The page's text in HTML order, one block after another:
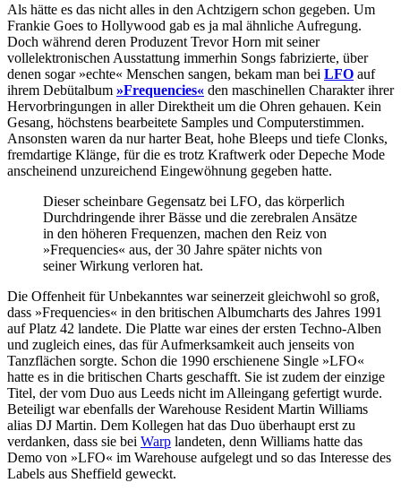
Als hätte es das nicht alles in den Achtzigern schon gegeben. Um
Frankie Goes to Hollywood gab es ja mal ähnliche Aufregung.
Doch während deren Produzent Trevor Horn mit seiner
vollelektronischen Ausstattung immerhin Songs fabrizierte, über
denen sogar »echte« Menschen sangen, bekam man bei LFO auf
ihrem Debütalbum »Frequencies« den maschinellen Charakter ihrer
Hervorbringungen in aller Direktheit um die Ohren gehauen. Kein
Gesang, höchstens bearbeitete Samples und Computerstimmen.
Ansonsten waren da nur harter Beat, hohe Bleeps und tiefe Clonks,
fremdartige Klänge, für die es trotz Kraftwerk oder Depeche Mode
anscheinend unzureichend Eingewöhnung gegeben hatte.
Dieser scheinbare Gegensatz bei LFO, das körperlich
Durchdringende ihrer Bässe und die zerebralen Ansätze
in den höheren Frequenzen, machen den Reiz von
»Frequencies« aus, der 30 Jahre später nichts von
seiner Wirkung verloren hat.
Die Offenheit für Unbekanntes war seinerzeit gleichwohl so groß,
dass »Frequencies« in den britischen Albumcharts des Jahres 1991
auf Platz 42 landete. Die Platte war eines der ersten Techno-Alben
und zugleich eines, das für Aufmerksamkeit auch jenseits von
Tanzflächen sorgte. Schon die 1990 erschienene Single »LFO«
hatte es in die britischen Charts geschafft. Sie ist zudem der einzige
Titel, der vom Duo aus Leeds nicht im Alleingang gefertigt wurde.
Beteiligt war ebenfalls der Warehouse Resident Martin Williams
alias DJ Martin. Dem Kollegen hat das Duo überhaupt erst zu
verdanken, dass sie bei Warp landeten, denn Williams hatte das
Demo von »LFO« im Warehouse aufgelegt und so das Interesse des
Labels aus Sheffield geweckt.